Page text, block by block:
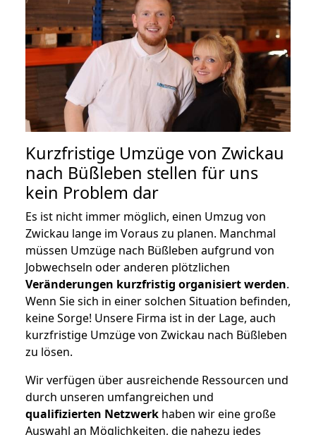
Kurzfristige Umzüge von Zwickau
nach Büßleben stellen für uns
kein Problem dar
Es ist nicht immer möglich, einen Umzug von
Zwickau lange im Voraus zu planen. Manchmal
müssen Umzüge nach Büßleben aufgrund von
Jobwechseln oder anderen plötzlichen
Veränderungen kurzfristig organisiert werden.
Wenn Sie sich in einer solchen Situation befinden,
keine Sorge! Unsere Firma ist in der Lage, auch
kurzfristige Umzüge von Zwickau nach Büßleben
zu lösen.
Wir verfügen über ausreichende Ressourcen und
durch unseren umfangreichen und
qualifizierten Netzwerk haben wir eine große
Auswahl an Möglichkeiten, die nahezu jedes